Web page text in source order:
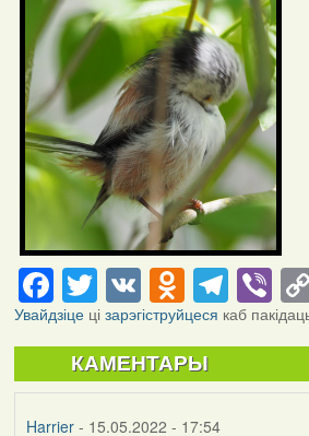
Facebook
Twitter
VK
Увайдзіцеці зарэгіструйцеся каб
КАМЕНТАРЫ
Harrier- 15.05.2022 - 17:54